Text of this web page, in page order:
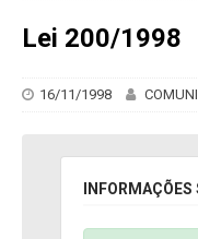
Lei 200/1998
16/11/1998